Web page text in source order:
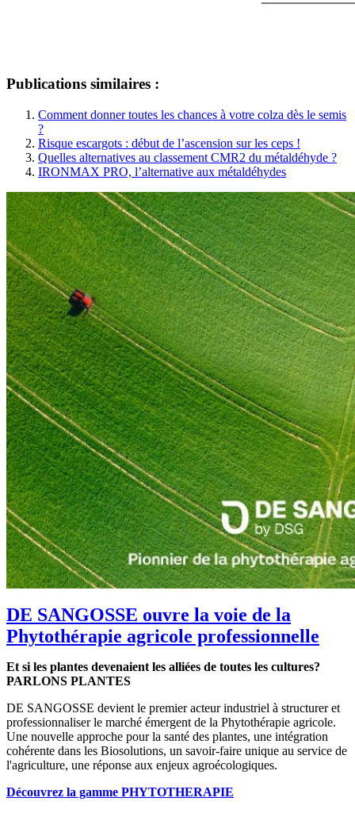
Publications similaires :
Comment donner toutes les chances à votre colza dès le semis
?
Risque escargots : début de l’ascension sur les ceps !
Quelles alternatives au classement CMR2 du métaldéhyde ?
IRONMAX PRO, l’alternative aux métaldéhydes
DE SANGOSSE ouvre la voie de la
Phytothérapie agricole professionnelle
Et si les plantes devenaient les alliées de toutes les cultures?
PARLONS PLANTES
DE SANGOSSE devient le premier acteur industriel à structurer et
professionnaliser le marché émergent de la Phytothérapie agricole.
Une nouvelle approche pour la santé des plantes, une intégration
cohérente dans les Biosolutions, un savoir-faire unique au service de
l'agriculture, une réponse aux enjeux agroécologiques.
Découvrez la gamme PHYTOTHERAPIE